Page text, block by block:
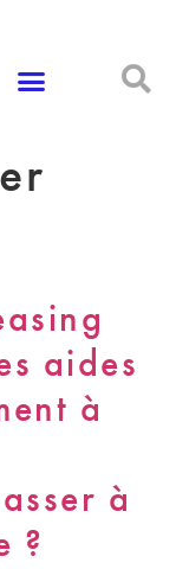
aides
à
à
?